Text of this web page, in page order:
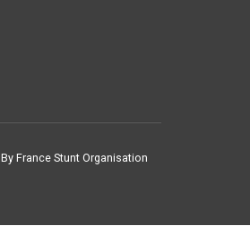
By France Stunt Organisation